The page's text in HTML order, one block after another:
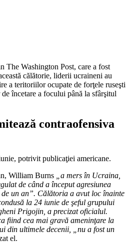
The Washington Post, care a fost
călătorie, liderii ucraineni au
a teritoriilor ocupate de forţele ruseşti
încetare a focului până la sfârşitul
contraofensiva
potrivit publicaţiei americane.
William Burns
„a mers în Ucraina,
de când a început agresiunea
un an”. Călătoria a avut loc înainte
la 24 iunie de şeful grupului
Prigojin, a precizat oficialul.
fiind cea mai gravă ameninţare la
din ultimele decenii, „nu a fost un
el.